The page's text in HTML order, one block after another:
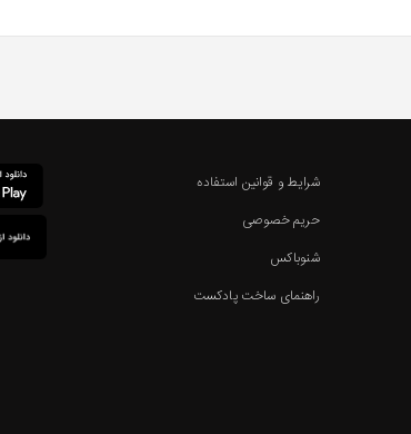
شرایط و قوانین استفاده
حریم خصوصی
شنوباکس
راهنمای ساخت پادکست